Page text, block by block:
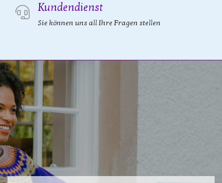
Kundendienst
Sie können uns all Ihre Fragen stellen